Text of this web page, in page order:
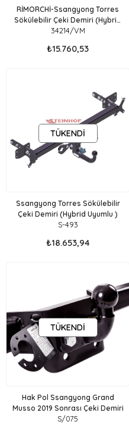
RİMORCHİ-Ssangyong Torres
Sökülebilir Çeki Demiri (Hybrid
Uyumlu )
34214/VM
₺15.760,53
TÜKENDI
Ssangyong Torres Sökülebilir
Çeki Demiri (Hybrid Uyumlu )
S-493
₺18.653,94
TÜKENDI
Hak Pol Ssangyong Grand
Musso 2019 Sonrası Çeki Demiri
S/075